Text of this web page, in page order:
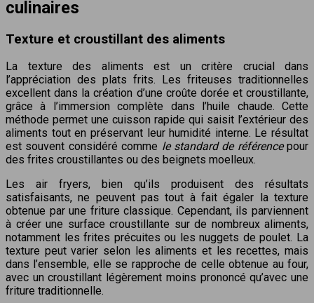
culinaires
Texture et croustillant des aliments
La texture des aliments est un critère crucial dans
l’appréciation des plats frits. Les friteuses traditionnelles
excellent dans la création d’une croûte dorée et croustillante,
grâce à l’immersion complète dans l’huile chaude. Cette
méthode permet une cuisson rapide qui saisit l’extérieur des
aliments tout en préservant leur humidité interne. Le résultat
est souvent considéré comme le standard de référencepour
des frites croustillantes ou des beignets moelleux.
Les air fryers, bien qu’ils produisent des résultats
satisfaisants, ne peuvent pas tout à fait égaler la texture
obtenue par une friture classique. Cependant, ils parviennent
à créer une surface croustillante sur de nombreux aliments,
notamment les frites précuites ou les nuggets de poulet. La
texture peut varier selon les aliments et les recettes, mais
dans l’ensemble, elle se rapproche de celle obtenue au four,
avec un croustillant légèrement moins prononcé qu’avec une
friture traditionnelle.